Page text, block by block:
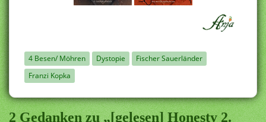
4 Besen/ Möhren Dystopie
Fischer Sauerländer
Franzi Kopka
2 Gedanken zu „[gelesen] Honesty 2.